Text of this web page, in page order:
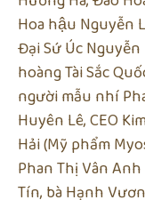
Hoa hậu Nguyễn
Đại Sứ Úc
hoàng Tài Sắc
người mẫu nhí
Huyên Lê, CEO
Hải (Mỹ phẩm
Phan Thị Vân
Tín, bà Hạnh